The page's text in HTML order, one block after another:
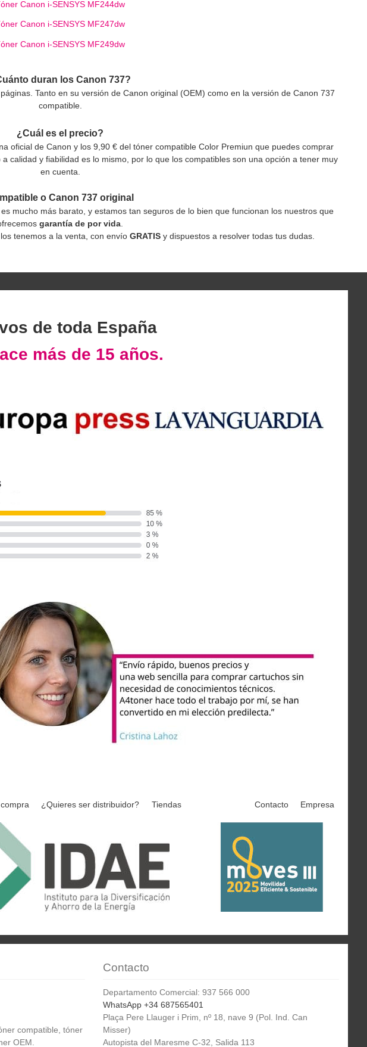
Canon i-SENSYS MF244dw
Canon i-SENSYS MF247dw
Canon i-SENSYS MF249dw
duran los Canon 737?
Tanto en su versión de Canon original (OEM) como en la versión de Canon 737
compatible.
¿Cuál es el precio?
oficial de Canon y los 9,90 € del tóner compatible Color Premiun que puedes comprar
calidad y fiabilidad es lo mismo, por lo que los compatibles son una opción a tener muy
en cuenta.
o Canon 737 original
mucho más barato, y estamos tan seguros de lo bien que funcionan los nuestros que
garantía de por vida
los tenemos a la venta, con envío GRATISy dispuestos a resolver todas tus dudas.
de toda España
más de 15 años.
¿Quieres ser distribuidor? Tiendas Contacto Empresa
compatible, tóner
OEM.
Contacto
Departamento Comercial: 937 566 000
WhatsApp +34 687565401
Plaça Pere Llauger i Prim, nº 18, nave 9 (Pol. Ind. Can
Misser)
Autopista del Maresme C-32, Salida 113